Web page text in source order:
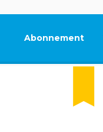
Abonnement